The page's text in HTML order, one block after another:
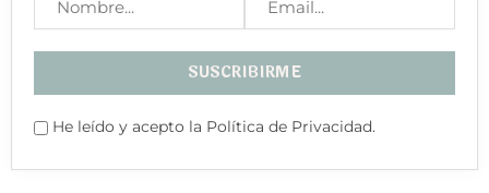
He leído y acepto la Política de Privacidad.